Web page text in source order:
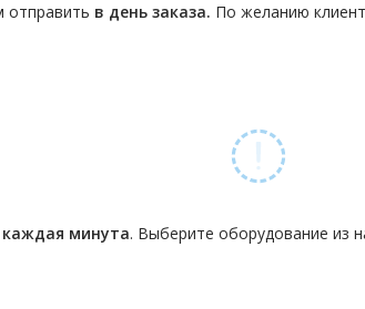
отправить в день заказа. По желанию
каждая минута. Выберите оборудование из